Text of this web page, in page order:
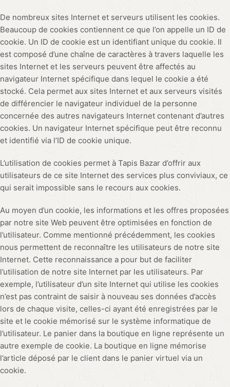
De nombreux sites Internet et serveurs utilisent les cookies.
Beaucoup de cookies contiennent ce que l’on appelle un ID de
cookie. Un ID de cookie est un identifiant unique du cookie. Il
est composé d’une chaîne de caractères à travers laquelle les
sites Internet et les serveurs peuvent être affectés au
navigateur Internet spécifique dans lequel le cookie a été
stocké. Cela permet aux sites Internet et aux serveurs visités
de différencier le navigateur individuel de la personne
concernée des autres navigateurs Internet contenant d’autres
cookies. Un navigateur Internet spécifique peut être reconnu
et identifié via l’ID de cookie unique.
L’utilisation de cookies permet à Tapis Bazar d’offrir aux
utilisateurs de ce site Internet des services plus conviviaux, ce
qui serait impossible sans le recours aux cookies.
Au moyen d’un cookie, les informations et les offres proposées
par notre site Web peuvent être optimisées en fonction de
l’utilisateur. Comme mentionné précédemment, les cookies
nous permettent de reconnaître les utilisateurs de notre site
Internet. Cette reconnaissance a pour but de faciliter
l’utilisation de notre site Internet par les utilisateurs. Par
exemple, l’utilisateur d’un site Internet qui utilise les cookies
n’est pas contraint de saisir à nouveau ses données d’accès
lors de chaque visite, celles-ci ayant été enregistrées par le
site et le cookie mémorisé sur le système informatique de
l’utilisateur. Le panier dans la boutique en ligne représente un
autre exemple de cookie. La boutique en ligne mémorise
l’article déposé par le client dans le panier virtuel via un
cookie.